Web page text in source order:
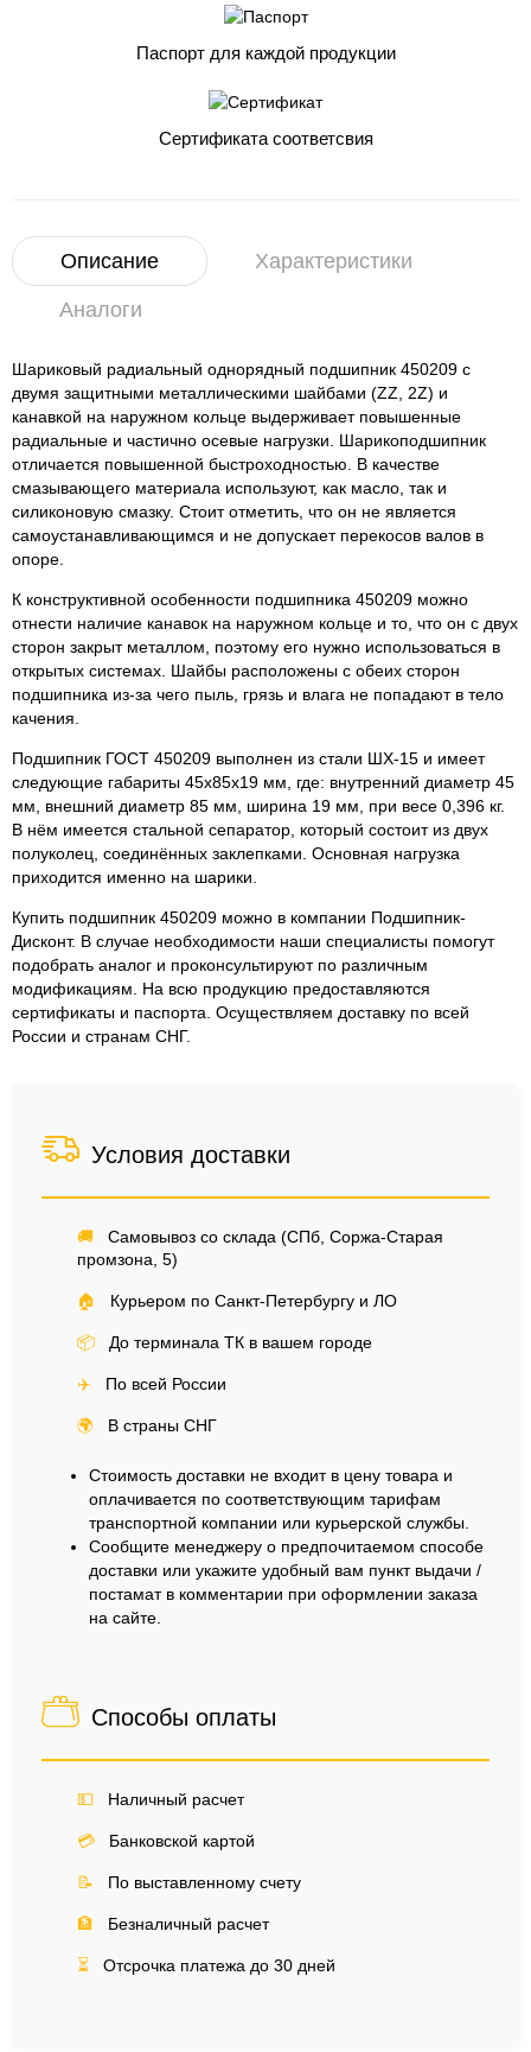
Паспорт для каждой продукции
Сертификата соответсвия
Описание Характеристики
Аналоги
Шариковый радиальный однорядный подшипник 450209 с
двумя защитными металлическими шайбами (ZZ, 2Z) и
канавкой на наружном кольце выдерживает повышенные
радиальные и частично осевые нагрузки. Шарикоподшипник
отличается повышенной быстроходностью. В качестве
смазывающего материала используют, как масло, так и
силиконовую смазку. Стоит отметить, что он не является
самоустанавливающимся и не допускает перекосов валов в
опоре.
К конструктивной особенности подшипника 450209 можно
отнести наличие канавок на наружном кольце и то, что он с двух
сторон закрыт металлом, поэтому его нужно использоваться в
открытых системах. Шайбы расположены с обеих сторон
подшипника из-за чего пыль, грязь и влага не попадают в тело
качения.
Подшипник ГОСТ 450209 выполнен из стали ШХ-15 и имеет
следующие габариты 45х85х19 мм, где: внутренний диаметр 45
мм, внешний диаметр 85 мм, ширина 19 мм, при весе 0,396 кг.
В нём имеется стальной сепаратор, который состоит из двух
полуколец, соединённых заклепками. Основная нагрузка
приходится именно на шарики.
Купить подшипник 450209 можно в компании Подшипник-
Дисконт. В случае необходимости наши специалисты помогут
подобрать аналог и проконсультируют по различным
модификациям. На всю продукцию предоставляются
сертификаты и паспорта. Осуществляем доставку по всей
России и странам СНГ.
Условия доставки
🚚
Самовывоз со склада (СПб, Соржа-Старая
промзона, 5)
🏠 Курьером по Санкт-Петербургу и ЛО
📦 До терминала ТК в вашем городе
✈️ По всей России
🌍 В страны СНГ
Стоимость доставки не входит в цену товара и
оплачивается по соответствующим тарифам
транспортной компании или курьерской службы.
Сообщите менеджеру о предпочитаемом способе
доставки или укажите удобный вам пункт выдачи /
постамат в комментарии при оформлении заказа
на сайте.
Способы оплаты
💵 Наличный расчет
💳 Банковской картой
📝 По выставленному счету
🏦 Безналичный расчет
⏳ Отсрочка платежа до 30 дней